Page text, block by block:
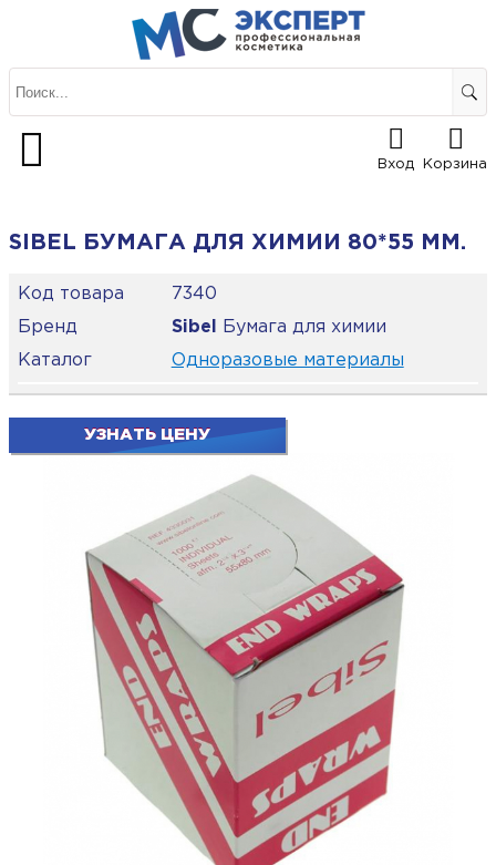
Вход Корзина
SIBEL БУМАГА ДЛЯ ХИМИИ 80*55 ММ.
Код товара
7340
Бренд
Sibel
Бумага для химии
Каталог
Одноразовые материалы
УЗНАТЬ ЦЕНУ